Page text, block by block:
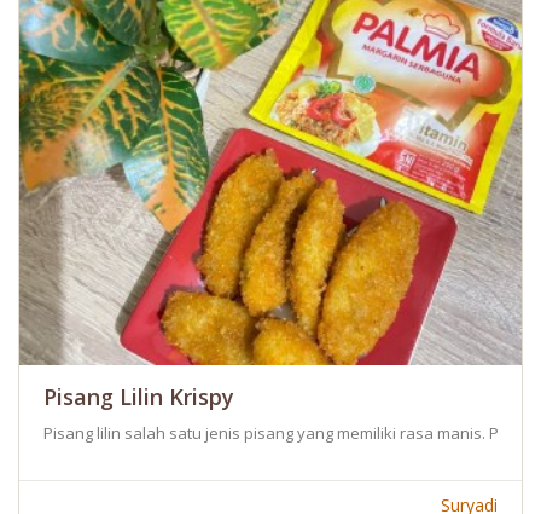
Pisang Lilin Krispy
Pisang lilin salah satu jenis pisang yang memiliki rasa manis.
Suryadi